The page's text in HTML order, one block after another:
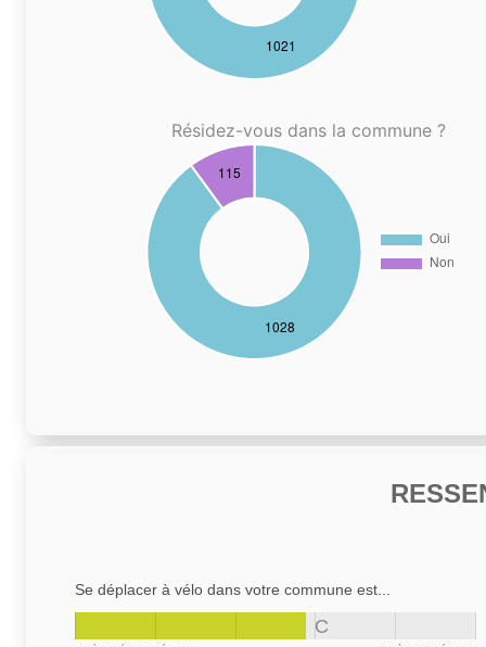
Résidez-vous dans la commune ?
Se déplacer à vélo dans votre commune est...
C